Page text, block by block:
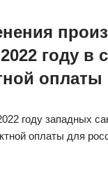
году в
оплаты
году западных
оплаты для